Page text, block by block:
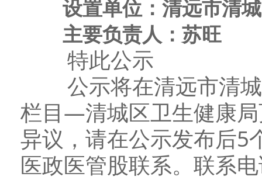
设置单位：清远市清城
主要负责人：苏旺
特此公示
公示将在清远市清城
栏目—清城区卫生健康
异议，请在公示发布后5
医政医管股联系。联系